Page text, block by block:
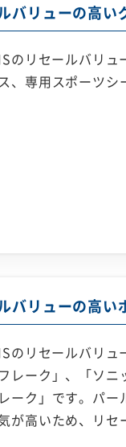
バリューの高い
のリセールバリ
、専用スポーツシ
バリューの高い
のリセールバリ
レーク」、「ソ
ーク」です。パ
が高いため、リセ